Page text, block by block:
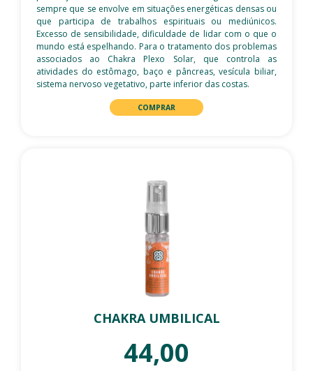
sempre que se envolve em situações energéticas densas ou
que participa de trabalhos espirituais ou mediúnicos.
Excesso de sensibilidade, dificuldade de lidar com o que o
mundo está espelhando. Para o tratamento dos problemas
associados ao Chakra Plexo Solar, que controla as
atividades do estômago, baço e pâncreas, vesícula biliar,
sistema nervoso vegetativo, parte inferior das costas.
COMPRAR
CHAKRA UMBILICAL
44,00